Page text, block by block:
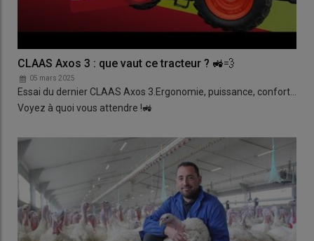
CLAAS Axos 3 : que vaut ce tracteur ? 🚜💨
05 mars 2025
Essai du dernier CLAAS Axos 3.Ergonomie, puissance, confort...
Voyez à quoi vous attendre !🚜